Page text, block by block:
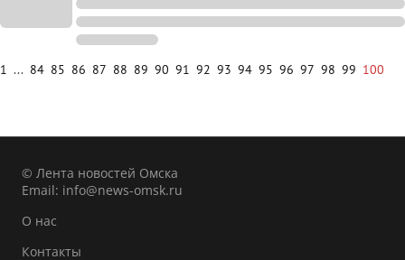
1 ... 84 85 86 87 88 89 90 91 92 93 94 95 96 97 98 99 100
© Лента новостей Омска
Email: info@news-omsk.ru
О нас
Контакты